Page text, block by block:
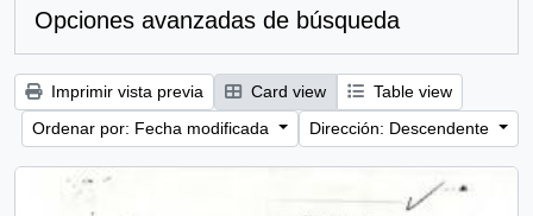
Opciones avanzadas de búsqueda
Imprimir vista previa Card view
Table view
Ordenar por: Fecha modificada
Dirección: Descendente